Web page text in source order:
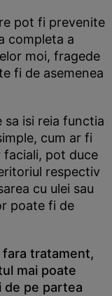
pot fi prevenite
completa a
moi, fragede
fi de asemenea
sa isi reia functia
cum ar fi
faciali, pot duce
respectiv
cu ulei sau
poate fi de
fara tratament,
mai poate
de pe partea